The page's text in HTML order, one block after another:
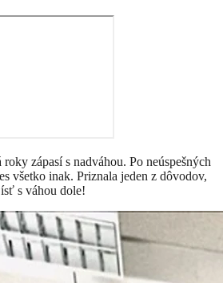
zápasí s nadváhou. Po neúspešných
všetko inak. Priznala jeden z dôvodov,
s váhou dole!